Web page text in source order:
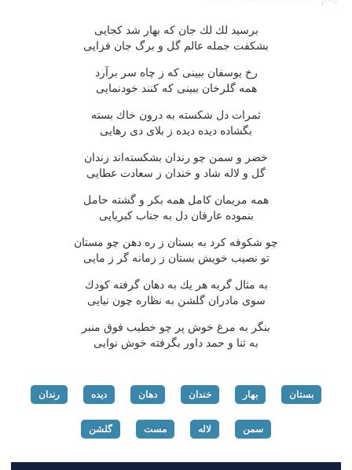
برسید لك لك جان كه بهار شد كجایی
بشكفت جمله عالم گل و برگ جان فزایی
رخ یوسفان ببینی كه ز چاه سر برآرد
همه گلرخان ببینی كه كنند خودنمایی
ثمرات دل شكسته به درون خاك بسته
بگشاده دیده دیده ز بلای دی رهایی
خضر و سمن چو رندان بشكسته‌اند زندان
گل و لاله شاد و خندان ز سعادت عطایی
همه مریمان كامل همه بكر و گشته حامل
بنموده عارفان دل به جناب كبریایی
چو شكوفه كرد به بستان ز ره دهن چو مستان
تو نصیب خویش بستان ز زمانه گر ز مایی
به مثال گربه هر یك به دهان گرفته كودك
سوی مادران گلشن به نظاره چون نیایی
بنگر به مرغ خوش پر چو خطیب فوق منبر
به ثنا و حمد داور بگرفته خوش نوایی
بستان بهار خندان دهان دیده رندان
سمن لاله مست گلشن